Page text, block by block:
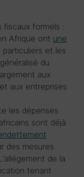
formels :
Afrique ont une
particuliers et les
du
aux
aux entreprises
les dépenses
sont déjà
des mesures
de la
tenant